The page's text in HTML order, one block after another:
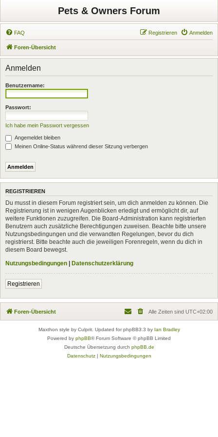
Pets & Owners Forum
FAQ Anmelden
Registrieren
Foren-Übersicht
Anmelden
Benutzername:
Passwort:
Ich habe mein Passwort vergessen
Angemeldet bleiben
Meinen Online-Status während dieser Sitzung verbergen
REGISTRIEREN
Du musst in diesem Forum registriert sein, um dich anmelden zu können. Die
Registrierung ist in wenigen Augenblicken erledigt und ermöglicht dir, auf
weitere Funktionen zuzugreifen. Die Board-Administration kann registrierten
Benutzern auch zusätzliche Berechtigungen zuweisen. Beachte bitte unsere
Nutzungsbedingungen und die verwandten Regelungen, bevor du dich
registrierst. Bitte beachte auch die jeweiligen Forenregeln, wenn du dich in
diesem Board bewegst.
Nutzungsbedingungen | Datenschutzerklärung
Registrieren
Foren-Übersicht Alle Zeiten sind UTC+02:00
Maxthon style by Culprit. Updated for phpBB3.3 by Ian Bradley
Powered by phpBB® Forum Software © phpBB Limited
Deutsche Übersetzung durch phpBB.de
Datenschutz| Nutzungsbedingungen